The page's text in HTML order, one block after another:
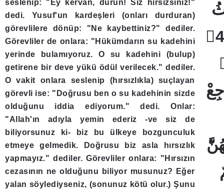
seslenip: "Ey kervan, durun! Siz hırsızsınız!"
dedi. Yusuf'un kardeşleri (onları durduran)
görevlilere dönüp: "Ne kaybettiniz?" dediler.
Görevliler de onlara: "Hükümdarın su kadehini
yerinde bulamıyoruz. O su kadehini (bulup)
getirene bir deve yükü ödül verilecek." dediler.
O vakit onlara seslenip (hırsızlıkla) suçlayan
görevli ise: "Doğrusu ben o su kadehinin sizde
olduğunu iddia ediyorum." dedi. Onlar:
"Allah'ın adıyla yemin ederiz -ve siz de
biliyorsunuz ki- biz bu ülkeye bozgunculuk
etmeye gelmedik. Doğrusu biz asla hırsızlık
yapmayız." dediler. Görevliler onlara: "Hırsızın
cezasının ne olduğunu biliyor musunuz? Eğer
yalan söylediyseniz, (sonunuz kötü olur.) Şunu